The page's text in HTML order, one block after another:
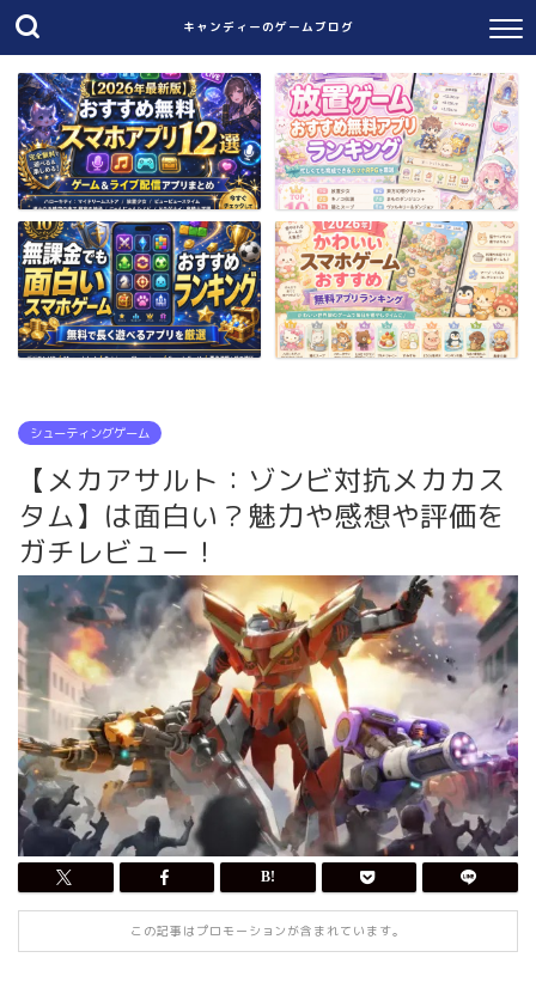
キャンディーのゲームブログ
シューティングゲーム
【メカアサルト：ゾンビ対抗メカカス
タム】は面白い？魅力や感想や評価を
ガチレビュー！
この記事はプロモーションが含まれています。